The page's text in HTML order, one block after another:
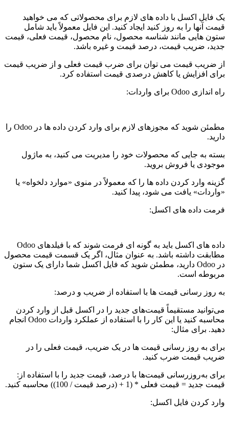
یک فایل اکسل با داده های لازم برای محصولاتی که می خواهید
قیمت آنها را به روز کنید ایجاد کنید. این فایل معمولاً باید شامل
ستون هایی مانند شناسه محصول، نام محصول، قیمت فعلی، قیمت
جدید، ضریب قیمت، درصد قیمت و غیره باشد.
از ضریب قیمت می توان برای ضرب قیمت فعلی و از ضریب قیمت
برای افزایش یا کاهش درصدی قیمت استفاده کرد.
راه اندازی Odoo برای واردات:
مطمئن شوید که مجوزهای لازم برای وارد کردن داده ها در Odoo را
دارید.
بسته به جایی که محصولات خود را مدیریت می کنید، به ماژول
موجودی یا فروش بروید.
گزینه وارد کردن داده ها را که معمولاً در منوی «موارد دلخواه» یا
«واردات» یافت می شود، پیدا کنید.
فرمت داده های اکسل:
داده های اکسل باید به گونه ای فرمت شوند که با فیلدهای Odoo
مطابقت داشته باشد. به عنوان مثال، اگر یک قسمت قیمت محصول
در Odoo دارید، مطمئن شوید که فایل اکسل شما دارای یک ستون
مربوطه است.
به روز رسانی قیمت ها با استفاده از ضریب و درصد:
می‌توانید مستقیماً قیمت‌های جدید را در اکسل قبل از وارد کردن
محاسبه کنید یا این کار را با استفاده از عملکرد واردات Odoo انجام
دهید. برای مثال:
برای به روز رسانی قیمت ها در یک ضریب، قیمت فعلی را در
ضریب قیمت ضرب کنید.
برای به‌روزرسانی قیمت‌ها با درصد، قیمت جدید را با استفاده از:
قیمت جدید = قیمت فعلی * (1 + (درصد قیمت / 100)) محاسبه کنید.
وارد کردن فایل اکسل: